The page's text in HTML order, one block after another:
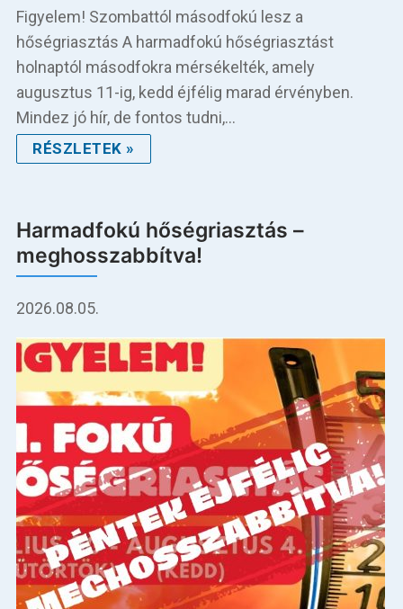
Figyelem! Szombattól másodfokú lesz a
hőségriasztás A harmadfokú hőségriasztást
holnaptól másodfokra mérsékelték, amely
augusztus 11-ig, kedd éjfélig marad érvényben.
Mindez jó hír, de fontos tudni,…
RÉSZLETEK »
Harmadfokú hőségriasztás –
meghosszabbítva!
2026.08.05.